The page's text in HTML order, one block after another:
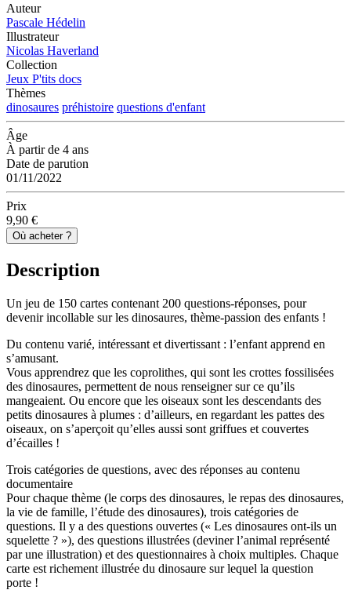
Auteur
Pascale Hédelin
Illustrateur
Nicolas Haverland
Collection
Jeux P'tits docs
Thèmes
dinosaures préhistoire questions d'enfant
Âge
À partir de 4 ans
Date de parution
01/11/2022
Prix
9,90 €
Où acheter ?
Description
Un jeu de 150 cartes contenant 200 questions-réponses, pour
devenir incollable sur les dinosaures, thème-passion des enfants !
Du contenu varié, intéressant et divertissant : l’enfant apprend en
s’amusant.
Vous apprendrez que les coprolithes, qui sont les crottes fossilisées
des dinosaures, permettent de nous renseigner sur ce qu’ils
mangeaient. Ou encore que les oiseaux sont les descendants des
petits dinosaures à plumes : d’ailleurs, en regardant les pattes des
oiseaux, on s’aperçoit qu’elles aussi sont griffues et couvertes
d’écailles !
Trois catégories de questions, avec des réponses au contenu
documentaire
Pour chaque thème (le corps des dinosaures, le repas des dinosaures,
la vie de famille, l’étude des dinosaures), trois catégories de
questions. Il y a des questions ouvertes (« Les dinosaures ont-ils un
squelette ? »), des questions illustrées (deviner l’animal représenté
par une illustration) et des questionnaires à choix multiples. Chaque
carte est richement illustrée du dinosaure sur lequel la question
porte !